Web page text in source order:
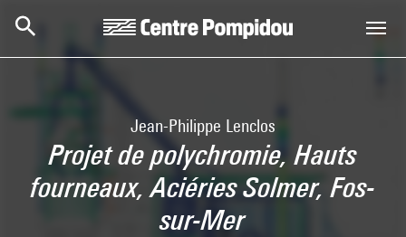
Jean-Philippe Lenclos
Projet de polychromie, Hauts
fourneaux, Aciéries Solmer, Fos-
sur-Mer